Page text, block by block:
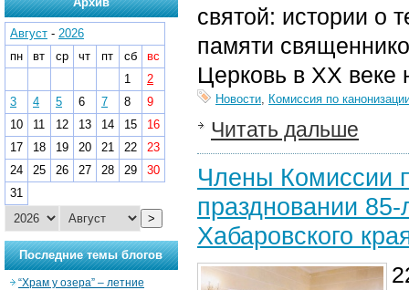
святой: истории о
памяти
Церковь в XX веке
Новости, Комиссия по
Читать дальше
Члены Комиссии
праздновании 85-
Хабаровского
Август - 2026
пн
вт ср чт пт сб
вс
1
2
3
4 5 6 7 8
9
10
11 12 13 14 15
16
17
18 19 20 21 22
23
24
25 26 27 28 29
30
31
>
Последние темы блогов
“Храм у озера” – летние